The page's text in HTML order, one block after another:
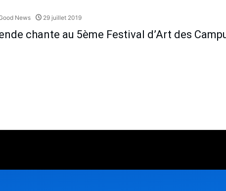
News 29 juillet 2019
chante au 5ème Festival d’Art des